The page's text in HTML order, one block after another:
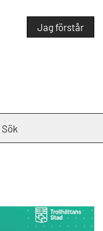
Jag förstår
Sök